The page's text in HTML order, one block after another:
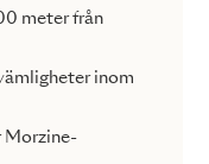
meter från
inom
Morzine-